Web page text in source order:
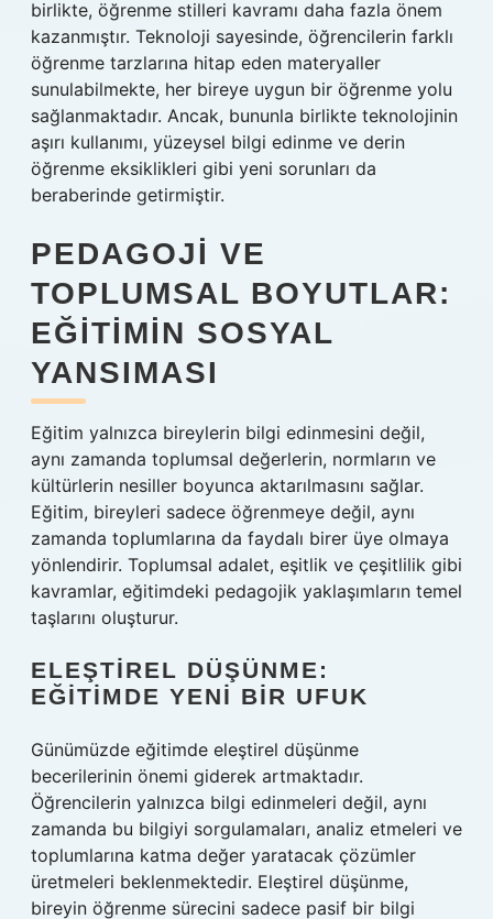
birlikte, öğrenme stilleri kavramı daha fazla önem
kazanmıştır. Teknoloji sayesinde, öğrencilerin farklı
öğrenme tarzlarına hitap eden materyaller
sunulabilmekte, her bireye uygun bir öğrenme yolu
sağlanmaktadır. Ancak, bununla birlikte teknolojinin
aşırı kullanımı, yüzeysel bilgi edinme ve derin
öğrenme eksiklikleri gibi yeni sorunları da
beraberinde getirmiştir.
PEDAGOJI VE
TOPLUMSAL BOYUTLAR:
EĞITIMIN SOSYAL
YANSIMASI
Eğitim yalnızca bireylerin bilgi edinmesini değil,
aynı zamanda toplumsal değerlerin, normların ve
kültürlerin nesiller boyunca aktarılmasını sağlar.
Eğitim, bireyleri sadece öğrenmeye değil, aynı
zamanda toplumlarına da faydalı birer üye olmaya
yönlendirir. Toplumsal adalet, eşitlik ve çeşitlilik gibi
kavramlar, eğitimdeki pedagojik yaklaşımların temel
taşlarını oluşturur.
ELEŞTIREL DÜŞÜNME:
EĞITIMDE YENI BIR UFUK
Günümüzde eğitimde eleştirel düşünme
becerilerinin önemi giderek artmaktadır.
Öğrencilerin yalnızca bilgi edinmeleri değil, aynı
zamanda bu bilgiyi sorgulamaları, analiz etmeleri ve
toplumlarına katma değer yaratacak çözümler
üretmeleri beklenmektedir. Eleştirel düşünme,
bireyin öğrenme sürecini sadece pasif bir bilgi